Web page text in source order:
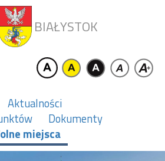
BIAŁYSTOK
Aktualności
Dokumenty
miejsca